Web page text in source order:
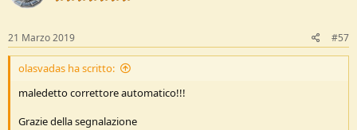
21 Marzo 2019 #57
olasvadas ha scritto:
maledetto correttore automatico!!!
Grazie della segnalazione